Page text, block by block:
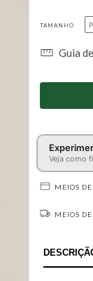
TAMANHO
Guia
Veja como
MEIOS
MEIOS